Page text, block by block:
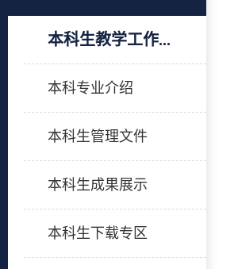
本科生教学工作...
本科专业介绍
本科生管理文件
本科生成果展示
本科生下载专区